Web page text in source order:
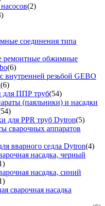
(2)
соединения типа
ремонтные обжимные
(6)
внутренней резьбой GEBO
(6)
для ППР труб(54)
(паяльники) и насадки
для PPR труб Dytron(5)
сварочных аппаратов
вварного седла Dytron(4)
насадка, черный
насадка, синий
сварочная насадка